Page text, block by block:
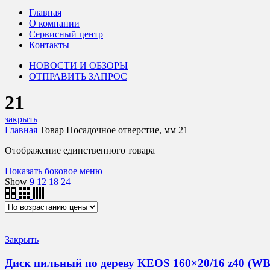
Главная
О компании
Сервисный центр
Контакты
НОВОСТИ И ОБЗОРЫ
ОТПРАВИТЬ ЗАПРОС
21
закрыть
Главная Товар Посадочное отверстие, мм 21
Отображение единственного товара
Показать боковое меню
Show 9 12 18 24
Закрыть
Диск пильный по дереву KEOS 160×20/16 z40